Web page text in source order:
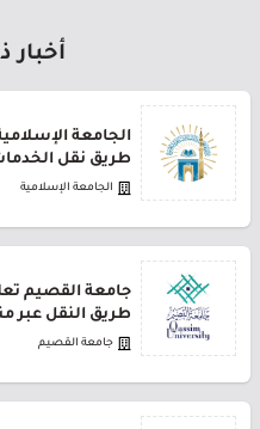
الجامعة
طريق نقل
الجامعة الإسلامية
طريق النقل عبر
جامعة القصيم